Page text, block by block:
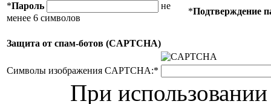
*Пароль
не
менее 6 символов
*Подтверждение
Защита от спам-ботов (CAPTCHA)
Символы изображения CAPTCHA:*
При